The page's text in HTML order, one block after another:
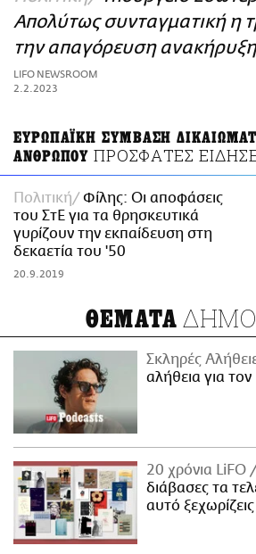
ΑΜΠΑ
PRINT
Απολύτως συνταγματική η
την απαγόρευση
LIFO NEWSROOM
2.2.2023
ΕΥΡΩΠΑΪΚΗ ΣΥΜΒΑΣΗ
ΑΝΘΡΩΠΟΥ ΠΡΟΣΦΑΤΕΣ
Πολιτική
Φίλης: Οι αποφάσεις
του ΣτΕ για τα θρησκευτικά
γυρίζουν την εκπαίδευση στη
δεκαετία του '50
20.9.2019
ΘΕΜΑΤΑ
Σκληρές
αλήθεια για
20 χρόνια LiFO
διάβασες τα
αυτό ξεχωρίζεις